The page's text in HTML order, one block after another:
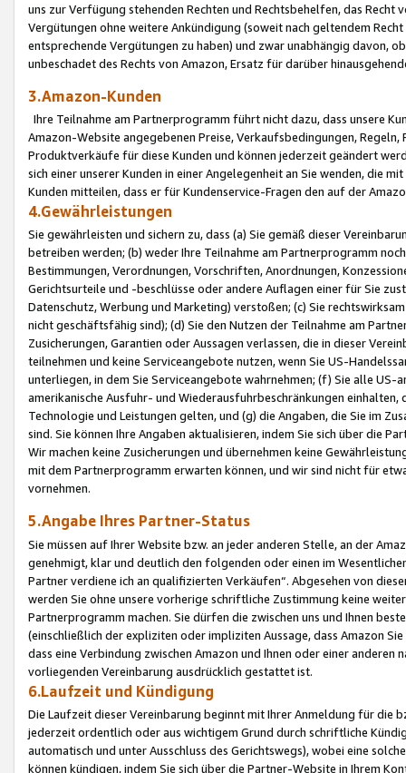
uns zur Verfügung stehenden Rechten und Rechtsbehelfen, das
Vergütungen ohne weitere Ankündigung (soweit nach geltendem
entsprechende Vergütungen zu haben) und zwar unabhängig davon,
unbeschadet des Rechts von Amazon, Ersatz für darüber
3.Amazon-Kunden
Ihre Teilnahme am Partnerprogramm führt nicht dazu, dass unsere
Amazon-Website angegebenen Preise, Verkaufsbedingungen,
Produktverkäufe für diese Kunden und können jederzeit geändert
sich einer unserer Kunden in einer Angelegenheit an Sie wenden, die
Kunden mitteilen, dass er für Kundenservice-Fragen den auf der
4.Gewährleistungen
Sie gewährleisten und sichern zu, dass (a) Sie gemäß dieser
betreiben werden; (b) weder Ihre Teilnahme am Partnerprogramm
Bestimmungen, Verordnungen, Vorschriften, Anordnungen,
Gerichtsurteile und -beschlüsse oder andere Auflagen einer für Sie
Datenschutz, Werbung und Marketing) verstoßen; (c) Sie
nicht geschäftsfähig sind); (d) Sie den Nutzen der Teilnahme am
Zusicherungen, Garantien oder Aussagen verlassen, die in dieser
teilnehmen und keine Serviceangebote nutzen, wenn Sie US-
unterliegen, in dem Sie Serviceangebote wahrnehmen; (f) Sie alle
amerikanische Ausfuhr- und Wiederausfuhrbeschränkungen
Technologie und Leistungen gelten, und (g) die Angaben, die Sie im
sind. Sie können Ihre Angaben aktualisieren, indem Sie sich über die
Wir machen keine Zusicherungen und übernehmen keine
mit dem Partnerprogramm erwarten können, und wir sind nicht für
vornehmen.
5.Angabe Ihres Partner-Status
Sie müssen auf Ihrer Website bzw. an jeder anderen Stelle, an der
genehmigt, klar und deutlich den folgenden oder einen im
Partner verdiene ich an qualifizierten Verkäufen“. Abgesehen von
werden Sie ohne unsere vorherige schriftliche Zustimmung keine
Partnerprogramm machen. Sie dürfen die zwischen uns und Ihnen
(einschließlich der expliziten oder impliziten Aussage, dass Amazon
dass eine Verbindung zwischen Amazon und Ihnen oder einer
vorliegenden Vereinbarung ausdrücklich gestattet ist.
6.Laufzeit und Kündigung
Die Laufzeit dieser Vereinbarung beginnt mit Ihrer Anmeldung für die
jederzeit ordentlich oder aus wichtigem Grund durch schriftliche
automatisch und unter Ausschluss des Gerichtswegs), wobei eine
können kündigen, indem Sie sich über die Partner-Website in Ihrem